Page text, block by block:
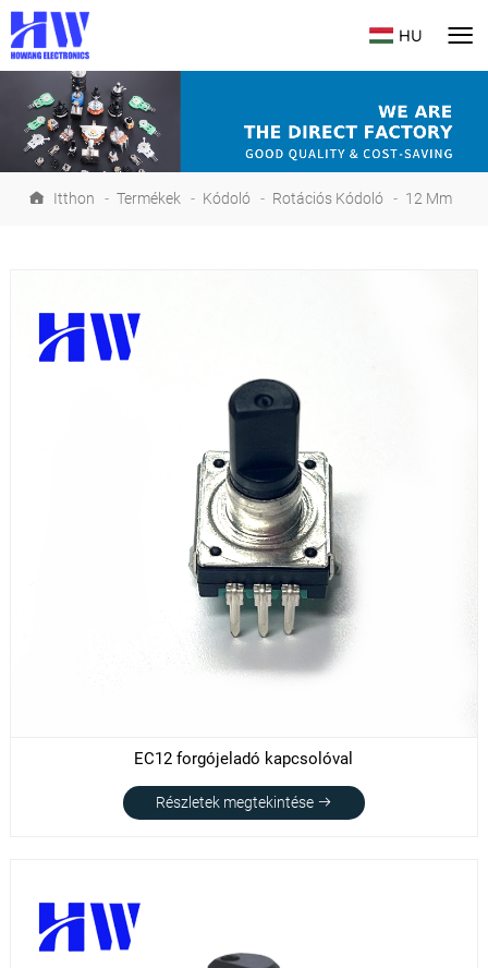
HU
Itthon - Termékek - Kódoló - Rotációs Kódoló - 12 Mm
EC12 forgójeladó kapcsolóval
Részletek megtekintése